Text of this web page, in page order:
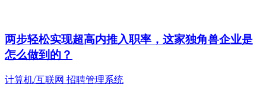
两步轻松实现超高内推入职率，这家独角兽企业是
怎么做到的？
计算机/互联网 招聘管理系统